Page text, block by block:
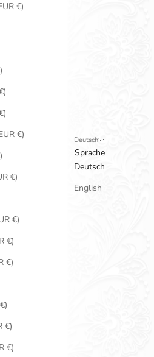
€)
€)
€)
€)
€)
€)
€)
€)
Deutsch
Sprache
Deutsch
English